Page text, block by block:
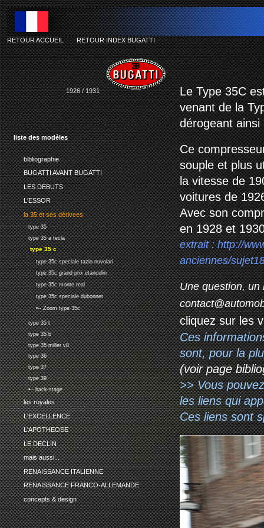
liste des modèles
bibliographie
BUGATTI AVANT BUGATTI
LES DEBUTS
L'ESSOR
la 35 et ses dérivees
type 35
type 35 a tecla
type 35 c
type 35c speciale tazio nuvolari
type 35c grand prix etancelin
type 35c monte real
type 35c speciale dubonnet
•-- Zoom type 35c
type 35 t
type 35 b
type 35 miller v8
type 36
type 37
type 39
•-- back-stage
les royales
L'EXCELLENCE
L'APOTHEOSE
LE DECLIN
mais aussi...
RENAISSANCE ITALIENNE
RENAISSANCE FRANCO-ALLEMANDE
concepts & design
RETOUR ACCUEIL-RETOUR INDEX BUGATTI
1926 / 1931
Le Type 35C
venant de la
dérogeant
Ce
souple et plus
la vitesse de
voitures de
Avec son
en 1928 et
extrait :http://
anciennes/
Une question, un
cliquez sur les
Ces
sont, pour la
(voir page
>> Vous
les liens qui
Ces liens sont